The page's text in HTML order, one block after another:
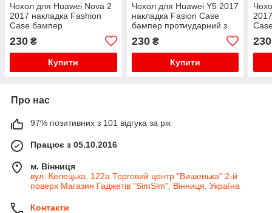
Чохол для Huawei Nova 2
2017 накладка Fashion
Case бампер
протиударний з принтом
золотий
230 ₴
Купити
Чохол для Huawei Y5 2017
накладка Fasion Case
бампер протиударний з
230₴
Купити
230
Про нас
97% позитивних з 101 відгука за рік
Працює з 05.10.2016
м. Вінниця
вул. Келецька, 122а Торговий центр "Вишенька" 2-й
поверх Магазин Гаджетів "SimSim", Вінниця, Україна
Контакти